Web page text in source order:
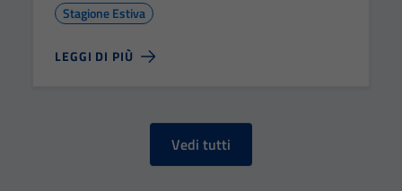
Stagione Estiva
LEGGI DI PIÙ
Vedi tutti